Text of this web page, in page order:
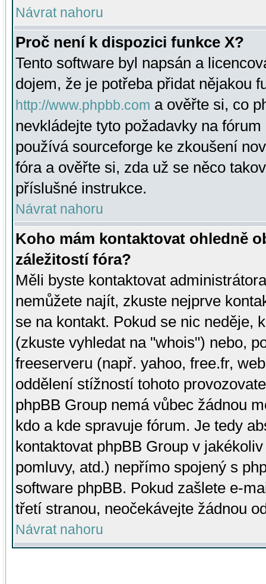
Návrat nahoru
Proč není k dispozici funkce X?
Tento software byl napsán a
dojem, že je potřeba přidat nějakou
http://www.phpbb.com a ověřte si, co
nevkládejte tyto požadavky na
používá sourceforge ke zkoušení
fóra a ověřte si, zda už se něco
příslušné instrukce.
Návrat nahoru
Koho mám kontaktovat ohledně
záležitostí fóra?
Měli byste kontaktovat
nemůžete najít, zkuste nejprve
se na kontakt. Pokud se nic neděje,
(zkuste vyhledat na "whois") nebo,
freeserveru (např. yahoo, free.fr,
oddělení stížností tohoto
phpBB Group nemá vůbec žádnou
kdo a kde spravuje fórum. Je tedy
kontaktovat phpBB Group v
pomluvy, atd.) nepřímo spojený s
software phpBB. Pokud zašlete e-
třetí stranou, neočekávejte žádnou
Návrat nahoru